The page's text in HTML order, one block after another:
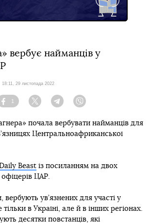
вербує найманців у
Дата:
18:11, 29 листопада 2022
Facebook
1
Twitter TelegramViber
почала вербувати найманців для
Центральноафриканської
Beast із посиланням на двох
ЦАР.
вербують ув’язнених для участі у
тільки в Україні, але й в інших регіонах.
десятки повстанців, які